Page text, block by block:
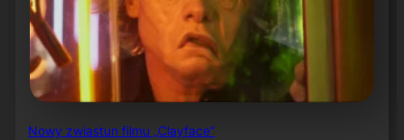
Nowy zwiastun filmu „Clayface”